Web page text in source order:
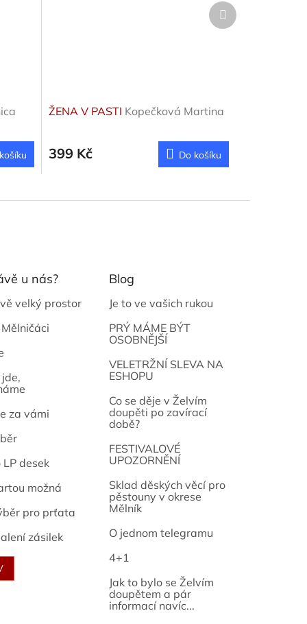
ŽENA V PASTI Kopečková Martina
399 Kč Do košíku
Další
produkt
u nás?
velký prostor
za vámi
desek
možná
pro prťata
zásilek
Blog
Je to ve vašich rukou
PRÝ MÁME BÝT
OSOBNĚJŠÍ
VELETRŽNÍ SLEVA NA
ESHOPU
Co se děje v Želvím
doupěti po zavírací
době?
FESTIVALOVÉ
UPOZORNĚNÍ
Sklad děských věcí pro
pěstouny v okrese
Mělník
O jednom telegramu
4+1
Jak to bylo se Želvím
doupětem a pár
informací navíc...